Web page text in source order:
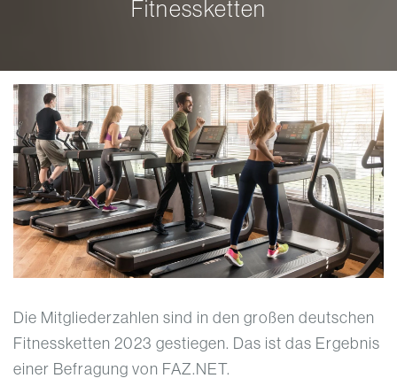
Fitnessketten
Die Mitgliederzahlen sind in den großen deutschen
Fitnessketten 2023 gestiegen. Das ist das Ergebnis
einer Befragung von FAZ.NET.